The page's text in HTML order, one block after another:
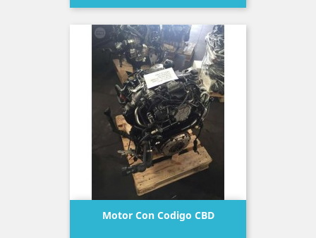
Motor Con Codigo CBD